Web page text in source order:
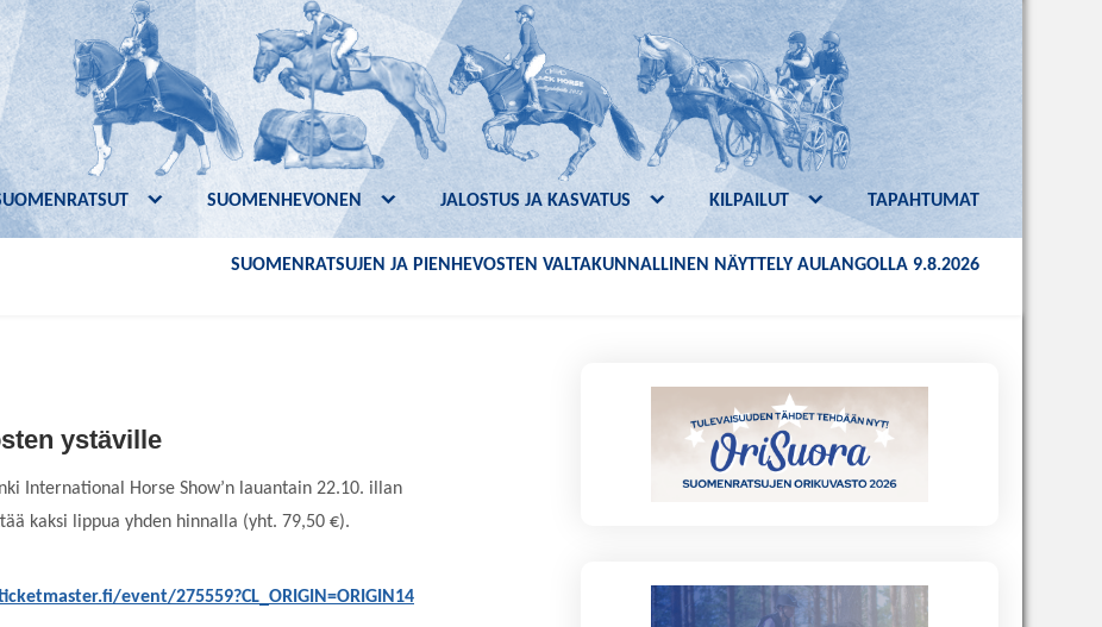
SUOMENHEVONEN JALOSTUS JA KASVATUS KILPAILUT TAPAHTUMAT
SUOMENRATSUJEN JA PIENHEVOSTEN VALTAKUNNALLINEN NÄYTTELY AULANGOLLA 9.8.2026
ystäville
International Horse Show’n lauantain 22.10. illan
kaksi lippua yhden hinnalla (yht. 79,50 €).
event/275559?CL_ORIGIN=ORIGIN14